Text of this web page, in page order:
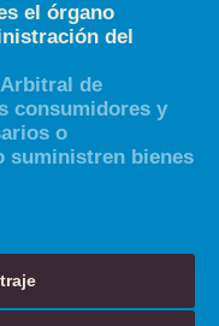
el órgano
del
de
consumidores y
o
suministren bienes